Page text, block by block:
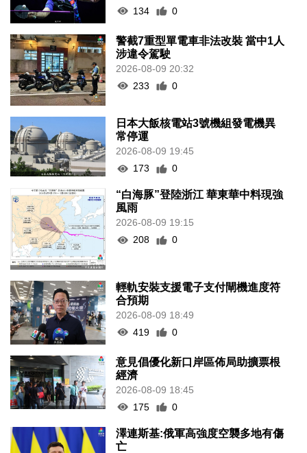
134
0
警截7重型單電車非法改裝 當中1人
涉違令駕駛
2026-08-09 20:32
233
0
日本大飯核電站3號機組發電機異
常停運
2026-08-09 19:45
173
0
“白海豚”登陸浙江 華東華中料現強
風雨
2026-08-09 19:15
208
0
輕軌安裝支援電子支付閘機進度符
合預期
2026-08-09 18:49
419
0
意見倡優化新口岸區佈局助擴票根
經濟
2026-08-09 18:45
175
0
澤連斯基:俄軍高強度空襲多地有傷
亡